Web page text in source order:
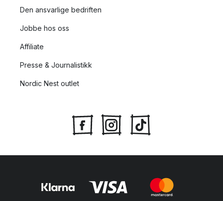
Den ansvarlige bedriften
Jobbe hos oss
Affiliate
Presse & Journalistikk
Nordic Nest outlet